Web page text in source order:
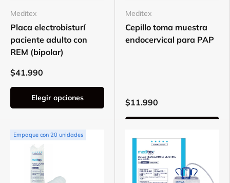
Meditex
Placa electrobisturí
paciente adulto con
REM (bipolar)
$41.990
Elegir opciones
Meditex
Cepillo toma muestra
endocervical para PAP
$11.990
Empaque con 20 unidades